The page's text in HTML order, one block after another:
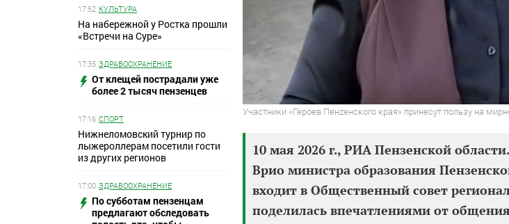
17:52 КУЛЬТУРА
На набережной у Ростка прошли
«Встречи на Суре»
17:35 ЗДРАВООХРАНЕНИЕ
От клещей пострадали уже
более 2 тысяч пензенцев
17:16 СПОРТ
Нижнеломовский турнир по
лыжероллерам посетили гости
из других регионов
17:00 ЗДРАВООХРАНЕНИЕ
По субботам пензенцам
предлагают обследовать
Участники «Героев Пенzенского края» принесут пользу на
10 мая 2026 г., РИА Пензенской области.
Врио министра образования
входит в Общественный совет
поделилась впечатлениями от